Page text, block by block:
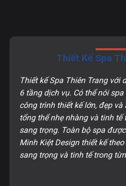
Thiết Kế Spa
Thiết kế Spa Thiên Trang với
6 tầng dịch vụ. Có thể nói
công trình thiết kế lớn, đẹp
tổng thể nhẹ nhàng và tinh tế
sang trọng. Toàn bộ spa
Minh Kiệt Design thiết kế
sang trọng và tinh tế trong